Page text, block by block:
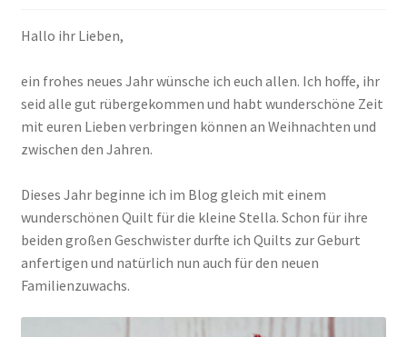
Mein Konto
Shop
Versandarten
Warenkorb
Hallo ihr Lieben,
ein frohes neues Jahr wünsche ich euch allen. Ich hoffe, ihr
seid alle gut rübergekommen und habt wunderschöne Zeit
mit euren Lieben verbringen können an Weihnachten und
zwischen den Jahren.
Dieses Jahr beginne ich im Blog gleich mit einem
wunderschönen Quilt für die kleine Stella. Schon für ihre
beiden großen Geschwister durfte ich Quilts zur Geburt
anfertigen und natürlich nun auch für den neuen
Familienzuwachs.